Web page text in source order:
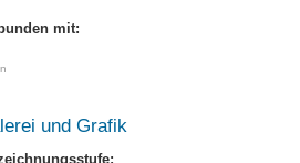
mit:
und Grafik